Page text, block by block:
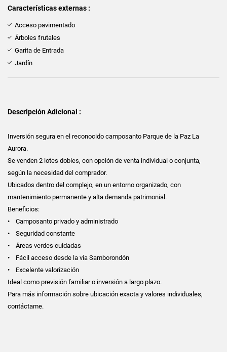
Características externas :
Acceso pavimentado
Árboles frutales
Garita de Entrada
Jardín
Descripción Adicional :
Inversión segura en el reconocido camposanto Parque de la Paz La
Aurora.
Se venden 2 lotes dobles, con opción de venta individual o conjunta,
según la necesidad del comprador.
Ubicados dentro del complejo, en un entorno organizado, con
mantenimiento permanente y alta demanda patrimonial.
Beneficios:
• Camposanto privado y administrado
• Seguridad constante
• Áreas verdes cuidadas
• Fácil acceso desde la vía Samborondón
• Excelente valorización
Ideal como previsión familiar o inversión a largo plazo.
Para más información sobre ubicación exacta y valores individuales,
contáctame.